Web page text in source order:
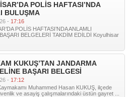
POLİS HAFTASI’NDA
BULUŞMA
- 17:16
POLİS HAFTASI’NDA ANLAMLI
BELGELERİ TAKDİM EDİLDİ Koyulhisar
KUKUŞ’TAN JANDARMA
BAŞARI BELGESİ
- 17:12
Muhammed Hasan KUKUŞ, ilçede
ve asayiş çalışmalarındaki üstün gayret ...